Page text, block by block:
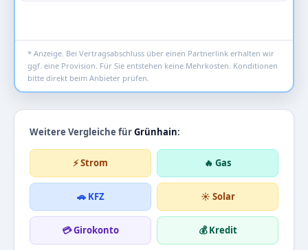
* Anzeige. Bei Vertragsabschluss über einen Partnerlink erhalten wir
ggf. eine Provision. Für Sie entstehen keine Mehrkosten. Konditionen
bitte direkt beim Anbieter prüfen.
Weitere Vergleiche fürGrünhain:
⚡ Strom 🔥 Gas
🚗 KFZ ☀️ Solar
💳 Girokonto 💰 Kredit